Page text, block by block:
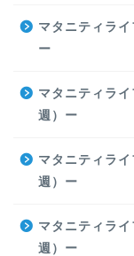
マタニティラ
ー
マタニティラ
週）ー
マタニティラ
週）ー
マタニティラ
週）ー